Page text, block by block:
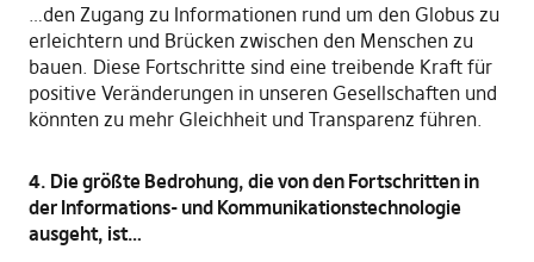
…den Zugang zu Informationen rund um den Globus zu
erleichtern und Brücken zwischen den Menschen zu
bauen. Diese Fortschritte sind eine treibende Kraft für
positive Veränderungen in unseren Gesellschaften und
könnten zu mehr Gleichheit und Transparenz führen.
4. Die größte Bedrohung, die von den Fortschritten in
der Informations- und Kommunikationstechnologie
ausgeht, ist…